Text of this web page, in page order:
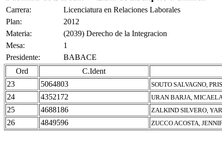
Carrera:
Licenciatura en Relaciones Laborales
Plan:
2012
Materia:
(2039) Derecho de la Integracion
Mesa:
1
Presidente:
BABACE
Ord
C.Ident
23
5064803 SOUTO SALVAGNO,
24 4352172 URAN BARJA,
25 4688186 ZALKIND SILVERO,
26 4849596 ZUCCO ACOSTA,